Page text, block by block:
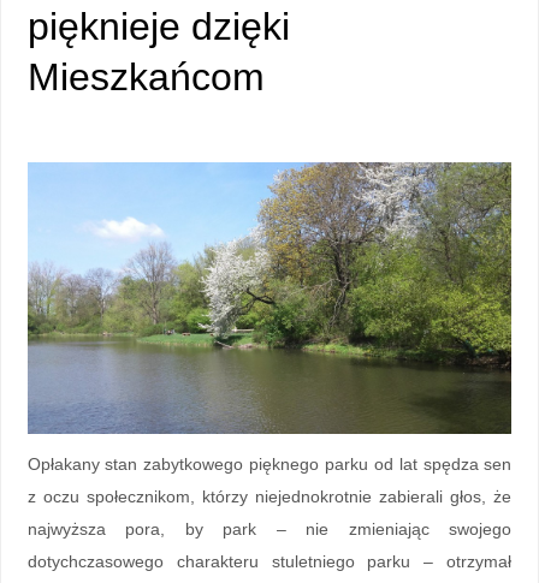
pięknieje dzięki
Mieszkańcom
Opłakany stan zabytkowego pięknego parku od lat spędza sen
z oczu społecznikom, którzy niejednokrotnie zabierali głos, że
najwyższa pora, by park – nie zmieniając swojego
dotychczasowego charakteru stuletniego parku – otrzymał